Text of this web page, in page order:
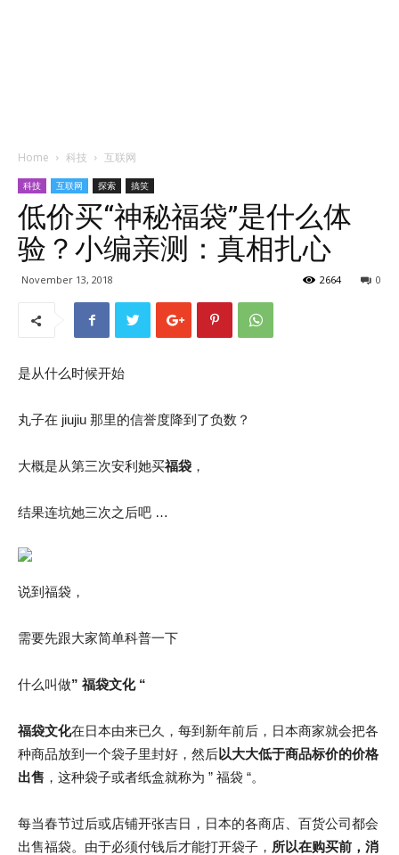
Home 科技 互联网
科技 互联网 探索 搞笑
低价买“神秘福袋”是什么体
验？小编亲测：真相扎心
November 13, 2018 0
2664
是从什么时候开始
丸子在 jiujiu 那里的信誉度降到了负数？
大概是从第三次安利她买福袋 ，
结果连坑她三次之后吧 …
说到福袋，
需要先跟大家简单科普一下
什么叫做” 福袋文化 “
福袋文化在日本由来已久，每到新年前后，日本商家就会把各
种商品放到一个袋子里封好，然后以大大低于商品标价的价格
出售 ，这种袋子或者纸盒就称为 ” 福袋 “。
每当春节过后或店铺开张吉日，日本的各商店、百货公司都会
出售福袋。由于必须付钱后才能打开袋子， 所以在购买前，消